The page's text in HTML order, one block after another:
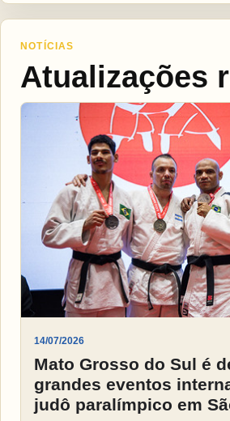
NOTÍCIAS
Atualizações
14/07/2026
Mato Grosso do Sul é
grandes eventos
judô paralímpico em